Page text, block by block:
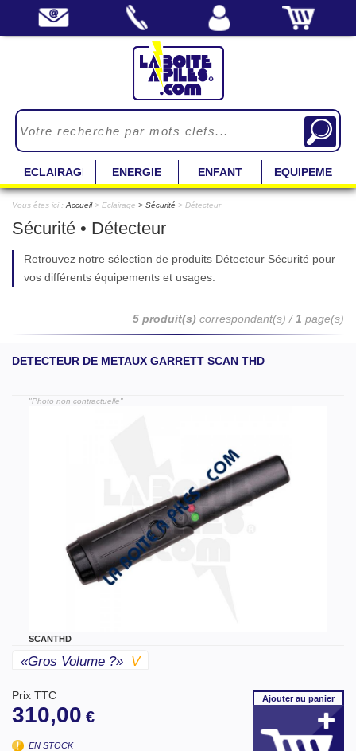
ECLAIRAGE ENERGIE ENFANT EQUIPEMENT
Vous êtes ici : Accueil> Eclairage Sécurité > Détecteur
Sécurité • Détecteur
Retrouvez notre sélection de produits Détecteur Sécurité pour
vos différents équipements et usages.
5 produit(s) correspondant(s) /1 page(s)
DETECTEUR DE METAUX GARRETT SCAN THD
"Photo non contractuelle"
SCANTHD
«gros Volume ?» V
Prix TTC
310,00 €
EN STOCK
Ajouterau panier